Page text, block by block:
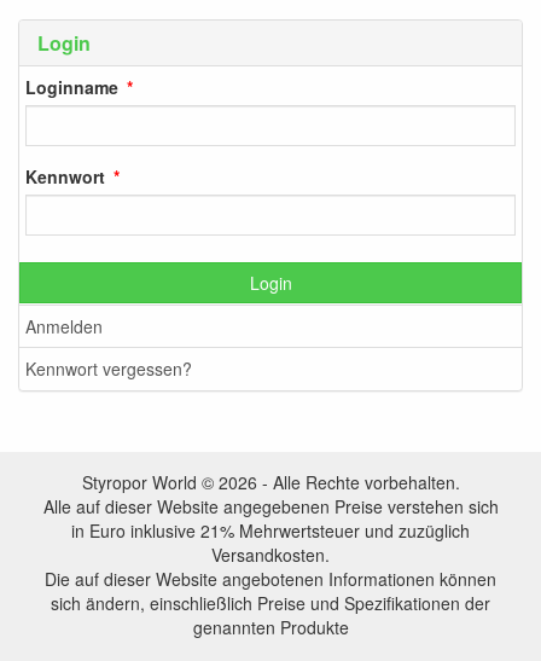
Login
Loginname
Kennwort
Login
Anmelden
Kennwort vergessen?
Styropor World © 2026 - Alle Rechte vorbehalten.
Alle auf dieser Website angegebenen Preise verstehen sich
in Euro inklusive 21% Mehrwertsteuer und zuzüglich
Versandkosten.
Die auf dieser Website angebotenen Informationen können
sich ändern, einschließlich Preise und Spezifikationen der
genannten Produkte